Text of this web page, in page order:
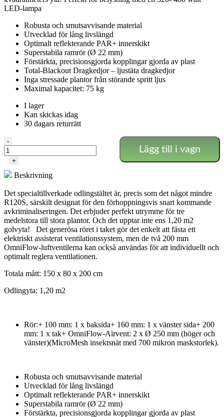
LED-lampa
Robusta och smutsavvisande material
Utvecklad för lång livslängd
Optimalt reflekterande PAR+ innerskikt
Superstabila ramrör (Ø 22 mm)
Förstärkta, precisionsgjorda kopplingar gjorda av plast
Total-Blackout Dragkedjor – ljustäta dragkedjor
Inga stressade plantor från störande spritt ljus
Maximal kapacitet: 75 kg
I lager
Kan skickas idag
30 dagars returrätt
HOMEbox
Ambient
R150
150x80x200
-
+
Lägg till i vagn
Beskrivning
Det specialtillverkade odlingstältet är, precis som det något mindre
R120S, särskilt designat för den förhoppningsvis snart kommande
avkriminaliseringen. Det erbjuder perfekt utrymme för tre
medelstora till stora plantor. Och det upptar inte ens 1,20 m2
golvyta! Det generösa röret i taket gör det enkelt att fästa ett
elektriskt assisterat ventilationssystem, men de två 200 mm
OmniFlow-luftventilerna kan också användas för att individuellt och
optimalt reglera ventilationen.
Totala mått: 150 x 80 x 200 cm
Odlingyta: 1,20 m2
Rör:+ 100 mm: 1 x baksida+ 160 mm: 1 x vänster sida+ 200
mm: 1 x tak+ OmniFlow-Airvent: 2 x Ø 250 mm (höger och
vänster)(MicroMesh insektsnät med 700 mikron maskstorlek).
Robusta och smutsavvisande material
Utvecklad för lång livslängd
Optimalt reflekterande PAR+ innerskikt
Superstabila ramrör (Ø 22 mm)
Förstärkta, precisionsgjorda kopplingar gjorda av plast